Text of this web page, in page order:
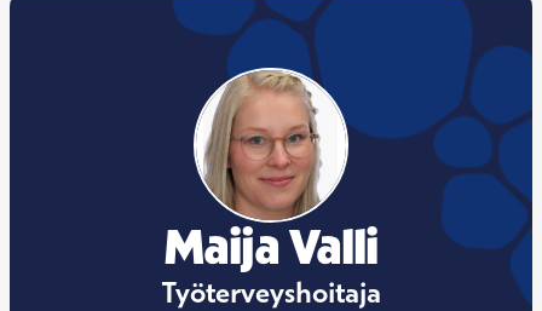
Maija Valli
Työterveyshoitaja